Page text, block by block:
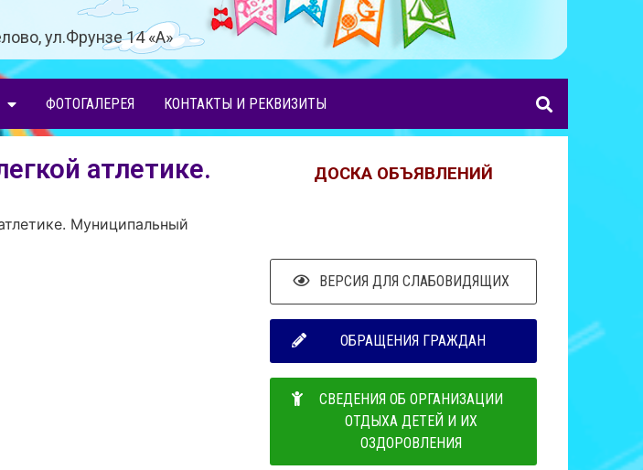
ул.Фрунзе 14 «A»
ФОТОГАЛЕРЕЯ КОНТАКТЫ И РЕКВИЗИТЫ
атлетике.
Муниципальный
ДОСКА ОБЪЯВЛЕНИЙ
ВЕРСИЯ ДЛЯ СЛАБОВИДЯЩИХ
ОБРАЩЕНИЯ ГРАЖДАН
СВЕДЕНИЯ ОБ ОРГАНИЗАЦИИ
ОТДЫХА ДЕТЕЙ И ИХ
ОЗДОРОВЛЕНИЯ